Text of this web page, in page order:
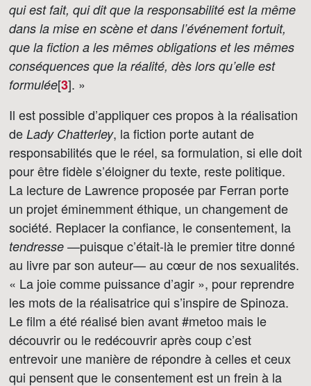
qui est fait, qui dit que la responsabilité est la même
dans la mise en scène et dans l’événement fortuit,
que la fiction a les mêmes obligations et les mêmes
conséquences que la réalité, dès lors qu’elle est
formulée[3]. »
Il est possible d’appliquer ces propos à la réalisation
de Lady Chatterley, la fiction porte autant de
responsabilités que le réel, sa formulation, si elle doit
pour être fidèle s’éloigner du texte, reste politique.
La lecture de Lawrence proposée par Ferran porte
un projet éminemment éthique, un changement de
société. Replacer la confiance, le consentement, la
tendresse —puisque c’était-là le premier titre donné
au livre par son auteur— au cœur de nos sexualités.
« La joie comme puissance d’agir », pour reprendre
les mots de la réalisatrice qui s’inspire de Spinoza.
Le film a été réalisé bien avant #metoo mais le
découvrir ou le redécouvrir après coup c’est
entrevoir une manière de répondre à celles et ceux
qui pensent que le consentement est un frein à la